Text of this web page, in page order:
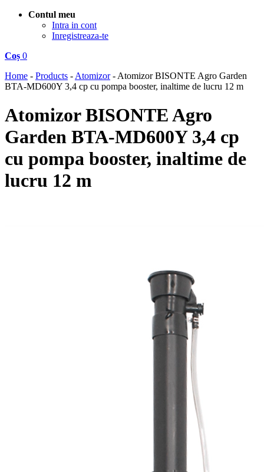
Contul meu
Intra in cont
Inregistreaza-te
Coș 0
Home - Products - Atomizor- Atomizor BISONTE Agro Garden
BTA-MD600Y 3,4 cp cu pompa booster, inaltime de lucru 12 m
Atomizor BISONTE Agro
Garden BTA-MD600Y 3,4 cp
cu pompa booster, inaltime de
lucru 12 m